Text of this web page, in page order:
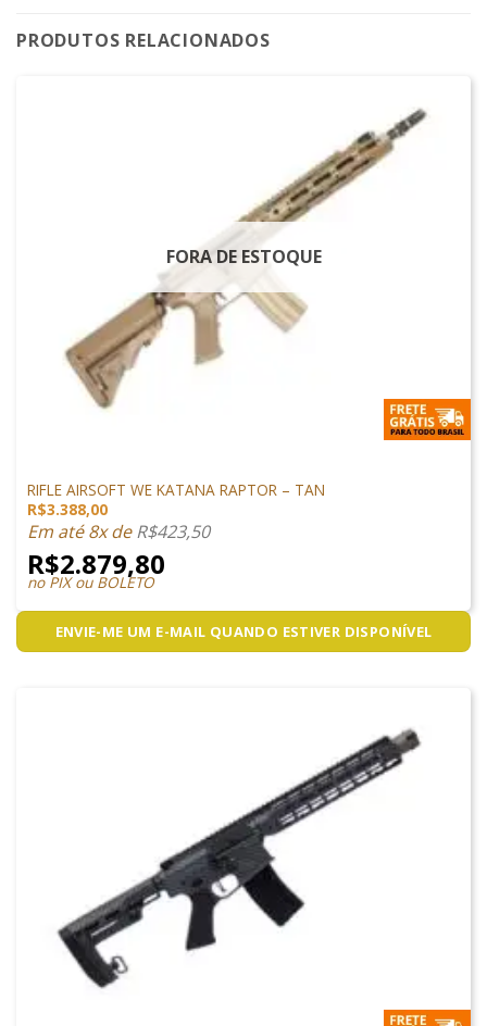
PRODUTOS RELACIONADOS
FORA DE ESTOQUE
RIFLE AIRSOFT WE KATANA RAPTOR – TAN
R$3.388,00
Em até 8x deR$423,50
R$2.879,80
no PIX ou BOLETO
ENVIE-ME UM E-MAIL QUANDO ESTIVER DISPONÍVEL